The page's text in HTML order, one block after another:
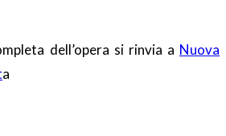
dell’opera si rinvia a Nuova
a